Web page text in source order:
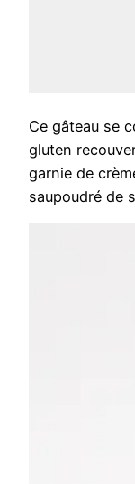
Ce gâteau se
gluten
garnie de
saupoudré de